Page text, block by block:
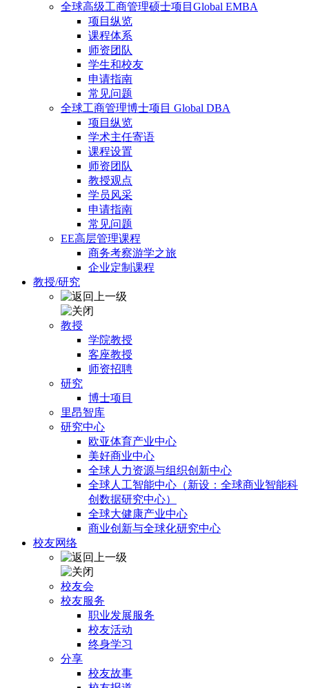
全球高级工商管理硕士项目Global EMBA
项目纵览
课程体系
师资团队
学生和校友
申请指南
常见问题
全球工商管理博士项目 Global DBA
项目纵览
学术主任寄语
课程设置
师资团队
教授观点
学员风采
申请指南
常见问题
EE高层管理课程
商务考察游学之旅
企业定制课程
教授/研究
教授
学院教授
客座教授
师资招聘
研究
博士项目
里昂智库
研究中心
欧亚体育产业中心
美好商业中心
全球人力资源与组织创新中心
全球人工智能中心（新设：全球商业智能科
创数据研究中心）
全球大健康产业中心
商业创新与全球化研究中心
校友网络
校友会
校友服务
职业发展服务
校友活动
终身学习
分享
校友故事